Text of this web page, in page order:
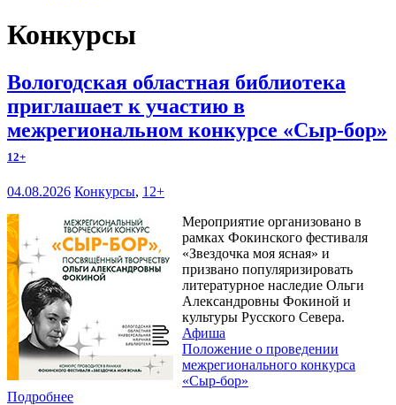
Конкурсы
Вологодская областная библиотека
приглашает к участию в
межрегиональном конкурсе «Сыр-бор»
12+
04.08.2026 Конкурсы, 12+
Мероприятие организовано в
рамках Фокинского фестиваля
«Звездочка моя ясная» и
призвано популяризировать
литературное наследие Ольги
Александровны Фокиной и
культуры Русского Севера.
Афиша
Положение о проведении
межрегионального конкурса
«Сыр-бор»
Подробнее